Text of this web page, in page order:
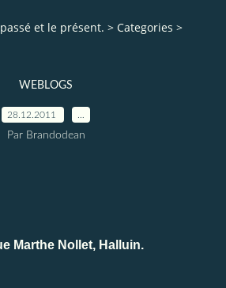
et le présent. > Categories >
WEBLOGS
28.12.2011
Par Brandodean
Marthe Nollet, Halluin.